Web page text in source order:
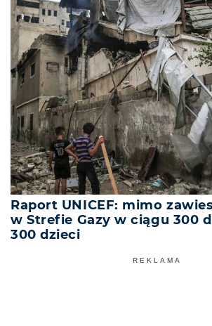
Raport UNICEF: mimo
w Strefie Gazy w ciągu 300
300 dzieci
REKLAMA